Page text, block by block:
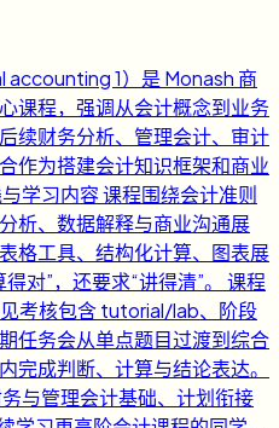
accounting 1）是 Monash 商
课程，强调从会计概念到业务
续财务分析、管理会计、审计
作为搭建会计知识框架和商业
学习内容 课程围绕会计准则
析、数据解释与商业沟通展
格工具、结构化计算、图表展
对”，还要求“讲得清”。 课程
考核包含 tutorial/lab、阶段
任务会从单点题目过渡到综合
完成判断、计算与结论表达。
与管理会计基础、计划衔接